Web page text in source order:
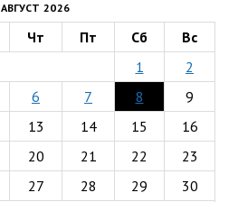
АВГУСТ 2026
Чт Пт Сб
Вс
1
2
6 7 8
9
13 14 15
16
20 21 22
23
27 28 29
30